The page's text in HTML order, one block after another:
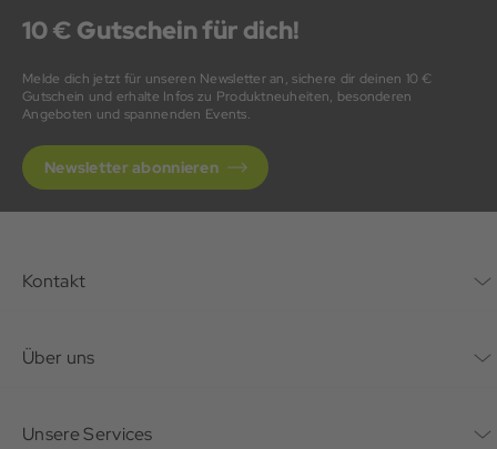
10 € Gutschein für dich!
Melde dich jetzt für unseren Newsletter an, sichere dir deinen 10 €
Gutschein und erhalte Infos zu Produktneuheiten, besonderen
Angeboten und spannenden Events.
Newsletter abonnieren
Kontakt
Über uns
Unsere Services